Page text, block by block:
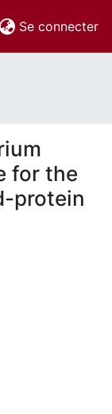
Se connecter
for the
protein